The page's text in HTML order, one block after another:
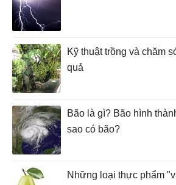
Kỹ thuật trồng và chăm
quả
Bão là gì? Bão hình
sao có bão?
Những loại thực phẩm